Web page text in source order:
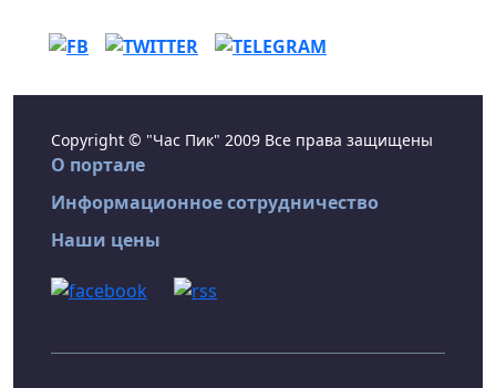
Copyright © "Час Пик" 2009 Все права защищены
О портале
Информационное сотрудничество
Наши цены